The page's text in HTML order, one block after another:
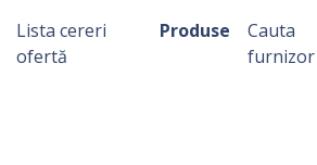
Lista cereri
ofertă
Produse
Cauta
furnizor